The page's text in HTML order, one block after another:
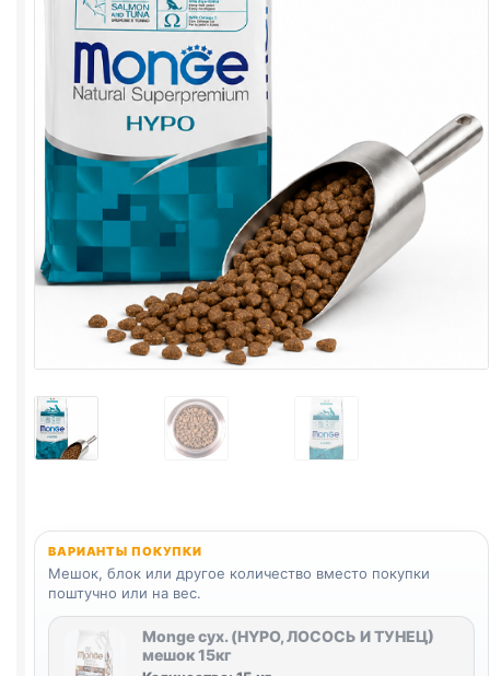
ВАРИАНТЫ ПОКУПКИ
Мешок, блок или другое количество вместо покупки
поштучно или на вес.
Monge сух. (HYPO, ЛОСОСЬ И ТУНЕЦ)
мешок 15кг